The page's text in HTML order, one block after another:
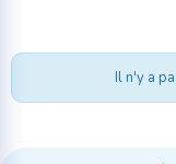
Il n'y a